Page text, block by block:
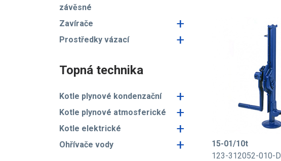
závěsné
Zavírače +
Prostředky vázací +
Topná technika
Kotle plynové kondenzační +
Kotle plynové atmosferické +
Kotle elektrické +
Ohřívače vody +
15-01/10t
123-312052-010-D